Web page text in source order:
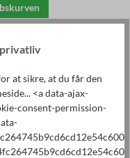
5
V - 5000 V
faset, 250 mJ impuls
at sikre, at du får den
<a data-ajax-
consent-permission-